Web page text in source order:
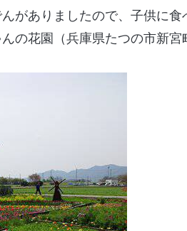
がありましたので、子供に食
の花園（兵庫県たつの市新宮